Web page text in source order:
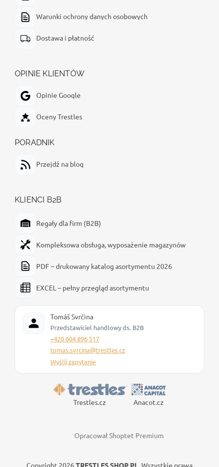
Warunki ochrony danych osobowych
Dostawa i płatność
OPINIE KLIENTÓW
Opinie Google
Oceny Trestles
PORADNIK
Przejdź na blog
KLIENCI B2B
Regały dla firm (B2B)
Kompleksowa obsługa, wyposażenie magazynów
PDF – drukowany katalog asortymentu 2026
EXCEL – pełny przegląd asortymentu
Tomáš Svrčina
Przedstawiciel handlowy ds. B2B
+420 604 896 517
tomas.svrcina@trestles.cz
Wyślij zapytanie
Trestles.cz Anacot.cz
Opracował Shoptet Premium
Copyright 2026 TRESTLES SHOP PL . Wszystkie prawa